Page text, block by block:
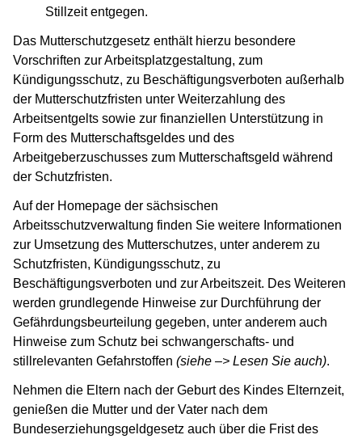
Stillzeit entgegen.
Das Mutterschutzgesetz enthält hierzu besondere
Vorschriften zur Arbeitsplatzgestaltung, zum
Kündigungsschutz, zu Beschäftigungsverboten außerhalb
der Mutterschutzfristen unter Weiterzahlung des
Arbeitsentgelts sowie zur finanziellen Unterstützung in
Form des Mutterschaftsgeldes und des
Arbeitgeberzuschusses zum Mutterschaftsgeld während
der Schutzfristen.
Auf der Homepage der sächsischen
Arbeitsschutzverwaltung finden Sie weitere Informationen
zur Umsetzung des Mutterschutzes, unter anderem zu
Schutzfristen, Kündigungsschutz, zu
Beschäftigungsverboten und zur Arbeitszeit. Des Weiteren
werden grundlegende Hinweise zur Durchführung der
Gefährdungsbeurteilung gegeben, unter anderem auch
Hinweise zum Schutz bei schwangerschafts- und
stillrelevanten Gefahrstoffen (siehe –> Lesen Sie auch).
Nehmen die Eltern nach der Geburt des Kindes Elternzeit,
genießen die Mutter und der Vater nach dem
Bundeserziehungsgeldgesetz auch über die Frist des